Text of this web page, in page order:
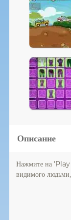
Описание
Нажмите на 'Play
видимого